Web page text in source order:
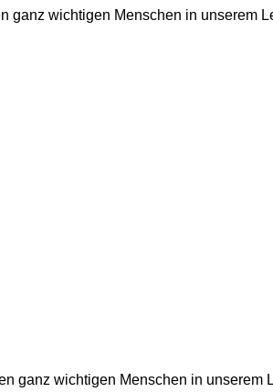
ganz wichtigen Menschen in unserem
ganz wichtigen Menschen in unserem